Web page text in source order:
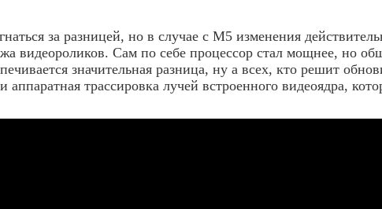
за разницей, но в случае с M5 изменения
видеороликов. Сам по себе процессор стал мощнее, но
значительная разница, ну а всех, кто решит
трассировка лучей встроенного видеоядра,